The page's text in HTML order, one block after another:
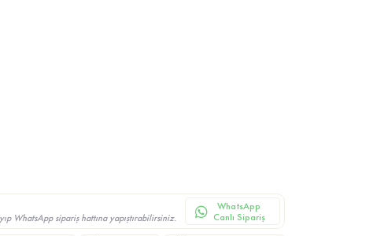
WhatsApp sipariş hattına yapıştırabilirsiniz.
WhatsApp
Canlı Sipariş